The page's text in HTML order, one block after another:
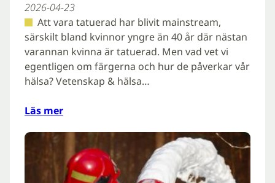
2026-04-23
Att vara tatuerad har blivit mainstream,
särskilt bland kvinnor yngre än 40 år där nästan
varannan kvinna är tatuerad. Men vad vet vi
egentligen om färgerna och hur de påverkar vår
hälsa? Vetenskap & hälsa…
Läs mer